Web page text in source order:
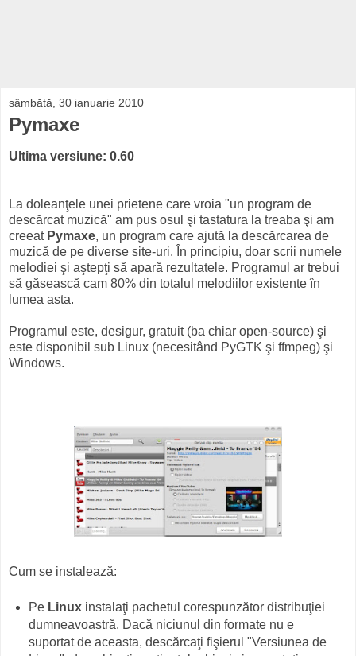
sâmbătă, 30 ianuarie 2010
Pymaxe
Ultima versiune: 0.60
La doleanţele unei prietene care vroia "un program de
descărcat muzică" am pus osul şi tastatura la treaba şi am
creeat Pymaxe, un program care ajută la descărcarea de
muzică de pe diverse site-uri. În principiu, doar scrii numele
melodiei şi aştepţi să apară rezultatele. Programul ar trebui
să găsească cam 80% din totalul melodiilor existente în
lumea asta.
Programul este, desigur, gratuit (ba chiar open-source) şi
este disponibil sub Linux (necesitând PyGTK şi ffmpeg) şi
Windows.
Cum se instalează:
Pe Linuxinstalaţi pachetul corespunzător distribuţiei
dumneavoastră. Dacă niciunul din formate nu e
suportat de aceasta, descărcaţi fişierul "Versiunea de